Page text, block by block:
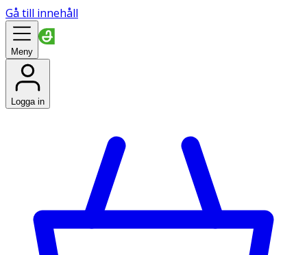
Gå till innehåll
Meny
Logga in